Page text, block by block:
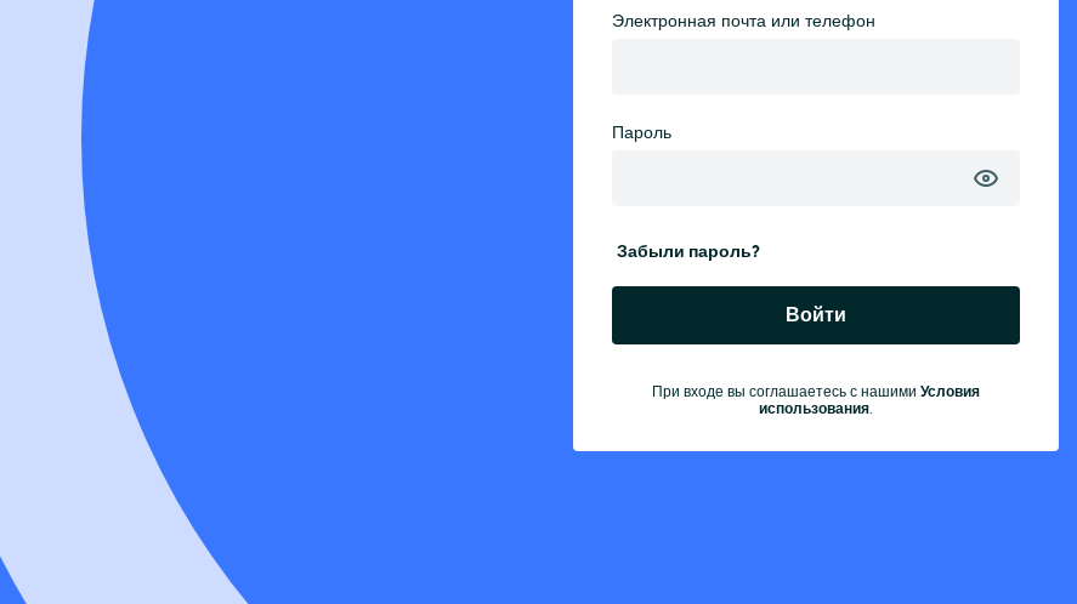
Электронная почта или телефон
Пароль
Забыли пароль?
Войти
При входе вы соглашаетесь с нашими Условия
использования.